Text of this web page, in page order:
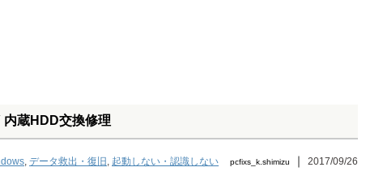
蔵HDD交換修理
, データ救出・復旧 , 起動しない・認識しない pcfixs_k.shimizu ｜ 2017/09/26